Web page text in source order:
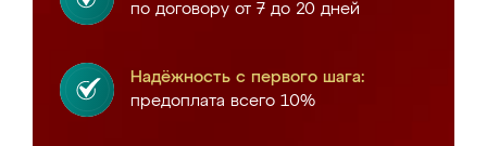
по договору от 7 до 20 дней
Надёжность с первого шага:
предоплата всего 10%